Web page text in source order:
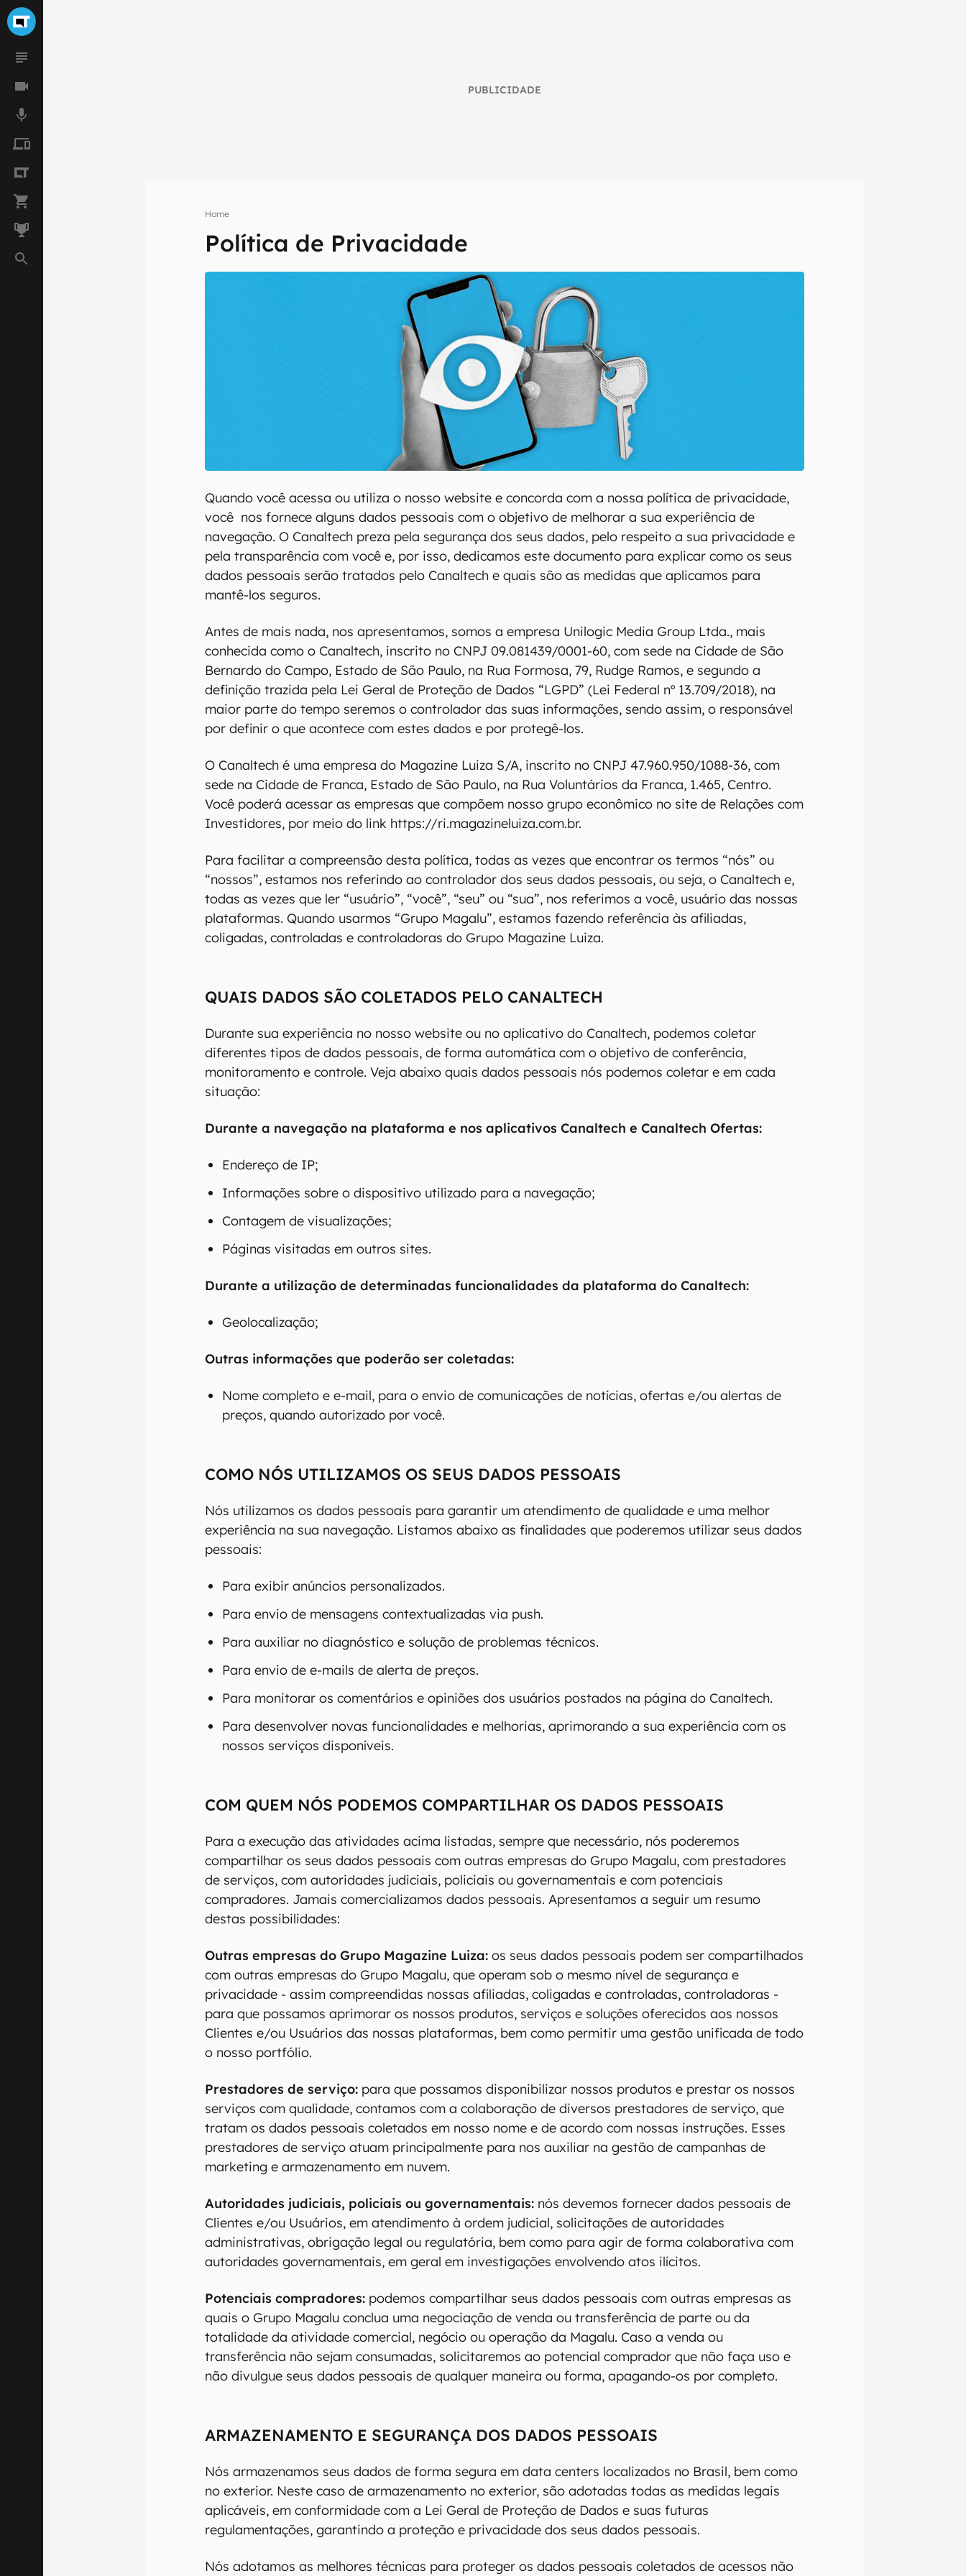
PUBLICIDADE
Home
Política de Privacidade
Quando você acessa ou utiliza o nosso website e concorda com a nossa política de privacidade,
você nos fornece alguns dados pessoais com o objetivo de melhorar a sua experiência de
navegação. O Canaltech preza pela segurança dos seus dados, pelo respeito a sua privacidade e
pela transparência com você e, por isso, dedicamos este documento para explicar como os seus
dados pessoais serão tratados pelo Canaltech e quais são as medidas que aplicamos para
mantê-los seguros.
Antes de mais nada, nos apresentamos, somos a empresa Unilogic Media Group Ltda., mais
conhecida como o Canaltech, inscrito no CNPJ 09.081439/0001-60, com sede na Cidade de São
Bernardo do Campo, Estado de São Paulo, na Rua Formosa, 79, Rudge Ramos, e segundo a
definição trazida pela Lei Geral de Proteção de Dados “LGPD” (Lei Federal nº 13.709/2018), na
maior parte do tempo seremos o controlador das suas informações, sendo assim, o responsável
por definir o que acontece com estes dados e por protegê-los.
O Canaltech é uma empresa do Magazine Luiza S/A, inscrito no CNPJ 47.960.950/1088-36, com
sede na Cidade de Franca, Estado de São Paulo, na Rua Voluntários da Franca, 1.465, Centro.
Você poderá acessar as empresas que compõem nosso grupo econômico no site de Relações com
Investidores, por meio do link https://ri.magazineluiza.com.br.
Para facilitar a compreensão desta política, todas as vezes que encontrar os termos “nós” ou
“nossos”, estamos nos referindo ao controlador dos seus dados pessoais, ou seja, o Canaltech e,
todas as vezes que ler “usuário”, “você”, “seu” ou “sua”, nos referimos a você, usuário das nossas
plataformas. Quando usarmos “Grupo Magalu”, estamos fazendo referência às afiliadas,
coligadas, controladas e controladoras do Grupo Magazine Luiza.
QUAIS DADOS SÃO COLETADOS PELO CANALTECH
Durante sua experiência no nosso website ou no aplicativo do Canaltech, podemos coletar
diferentes tipos de dados pessoais, de forma automática com o objetivo de conferência,
monitoramento e controle. Veja abaixo quais dados pessoais nós podemos coletar e em cada
situação:
Durante a navegação na plataforma e nos aplicativos Canaltech e Canaltech Ofertas:
Endereço de IP;
Informações sobre o dispositivo utilizado para a navegação;
Contagem de visualizações;
Páginas visitadas em outros sites.
Durante a utilização de determinadas funcionalidades da plataforma do Canaltech:
Geolocalização;
Outras informações que poderão ser coletadas:
Nome completo e e-mail, para o envio de comunicações de notícias, ofertas e/ou alertas de
preços, quando autorizado por você.
COMO NÓS UTILIZAMOS OS SEUS DADOS PESSOAIS
Nós utilizamos os dados pessoais para garantir um atendimento de qualidade e uma melhor
experiência na sua navegação. Listamos abaixo as finalidades que poderemos utilizar seus dados
pessoais:
Para exibir anúncios personalizados.
Para envio de mensagens contextualizadas via push.
Para auxiliar no diagnóstico e solução de problemas técnicos.
Para envio de e-mails de alerta de preços.
Para monitorar os comentários e opiniões dos usuários postados na página do Canaltech.
Para desenvolver novas funcionalidades e melhorias, aprimorando a sua experiência com os
nossos serviços disponíveis.
COM QUEM NÓS PODEMOS COMPARTILHAR OS DADOS PESSOAIS
Para a execução das atividades acima listadas, sempre que necessário, nós poderemos
compartilhar os seus dados pessoais com outras empresas do Grupo Magalu, com prestadores
de serviços, com autoridades judiciais, policiais ou governamentais e com potenciais
compradores. Jamais comercializamos dados pessoais. Apresentamos a seguir um resumo
destas possibilidades:
Outras empresas do Grupo Magazine Luiza: os seus dados pessoais podem ser compartilhados
com outras empresas do Grupo Magalu, que operam sob o mesmo nível de segurança e
privacidade - assim compreendidas nossas afiliadas, coligadas e controladas, controladoras -
para que possamos aprimorar os nossos produtos, serviços e soluções oferecidos aos nossos
Clientes e/ou Usuários das nossas plataformas, bem como permitir uma gestão unificada de todo
o nosso portfólio.
Prestadores de serviço: para que possamos disponibilizar nossos produtos e prestar os nossos
serviços com qualidade, contamos com a colaboração de diversos prestadores de serviço, que
tratam os dados pessoais coletados em nosso nome e de acordo com nossas instruções. Esses
prestadores de serviço atuam principalmente para nos auxiliar na gestão de campanhas de
marketing e armazenamento em nuvem.
Autoridades judiciais, policiais ou governamentais: nós devemos fornecer dados pessoais de
Clientes e/ou Usuários, em atendimento à ordem judicial, solicitações de autoridades
administrativas, obrigação legal ou regulatória, bem como para agir de forma colaborativa com
autoridades governamentais, em geral em investigações envolvendo atos ilícitos.
Potenciais compradores: podemos compartilhar seus dados pessoais com outras empresas as
quais o Grupo Magalu conclua uma negociação de venda ou transferência de parte ou da
totalidade da atividade comercial, negócio ou operação da Magalu. Caso a venda ou
transferência não sejam consumadas, solicitaremos ao potencial comprador que não faça uso e
não divulgue seus dados pessoais de qualquer maneira ou forma, apagando-os por completo.
ARMAZENAMENTO E SEGURANÇA DOS DADOS PESSOAIS
Nós armazenamos seus dados de forma segura em data centers localizados no Brasil, bem como
no exterior. Neste caso de armazenamento no exterior, são adotadas todas as medidas legais
aplicáveis, em conformidade com a Lei Geral de Proteção de Dados e suas futuras
regulamentações, garantindo a proteção e privacidade dos seus dados pessoais.
Nós adotamos as melhores técnicas para proteger os dados pessoais coletados de acessos não